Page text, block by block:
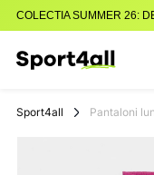
COLECTIA SUMMER 26:
Sport4all Pantaloni